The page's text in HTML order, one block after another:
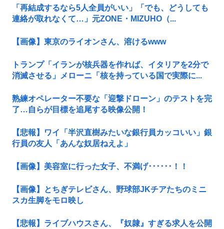
「再結成するなら5人全員がいい」「でも、どうしても
連絡が取れなくて…」元ZONE・MIZUHO（...
【画像】東京のライオンさん、溶けるwww
トランプ「イランが核兵器を作れば、イタリアを2分で
消滅させる」メローニ「核を持っている国で実際に...
熟練オペレーター不要な「迎撃ドローン」のテストを完
了…自らが目標を追尾する映像公開！
【悲報】ワイ「半沢直樹みたいな銀行員カッコいい」銀
行員の友人「あんな奴居ねえよ」
【画像】美容室に行った女子、不満げ･･････！！
【画像】とちぎテレビさん、野球部JKチアたちのミニ
スカ生脚をモロ映し
【悲報】ライブハウスさん、『奴隷』すぎる求人を公開